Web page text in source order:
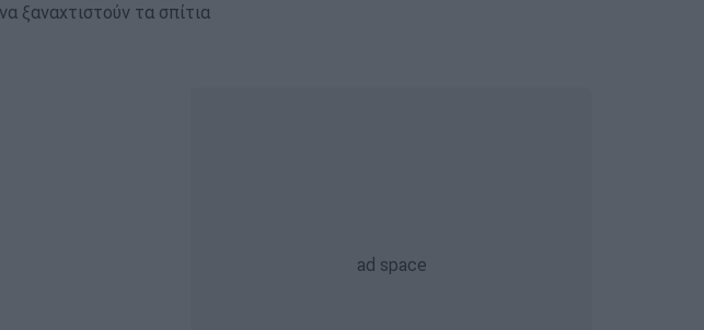
ξαναχτιστούν τα σπίτια